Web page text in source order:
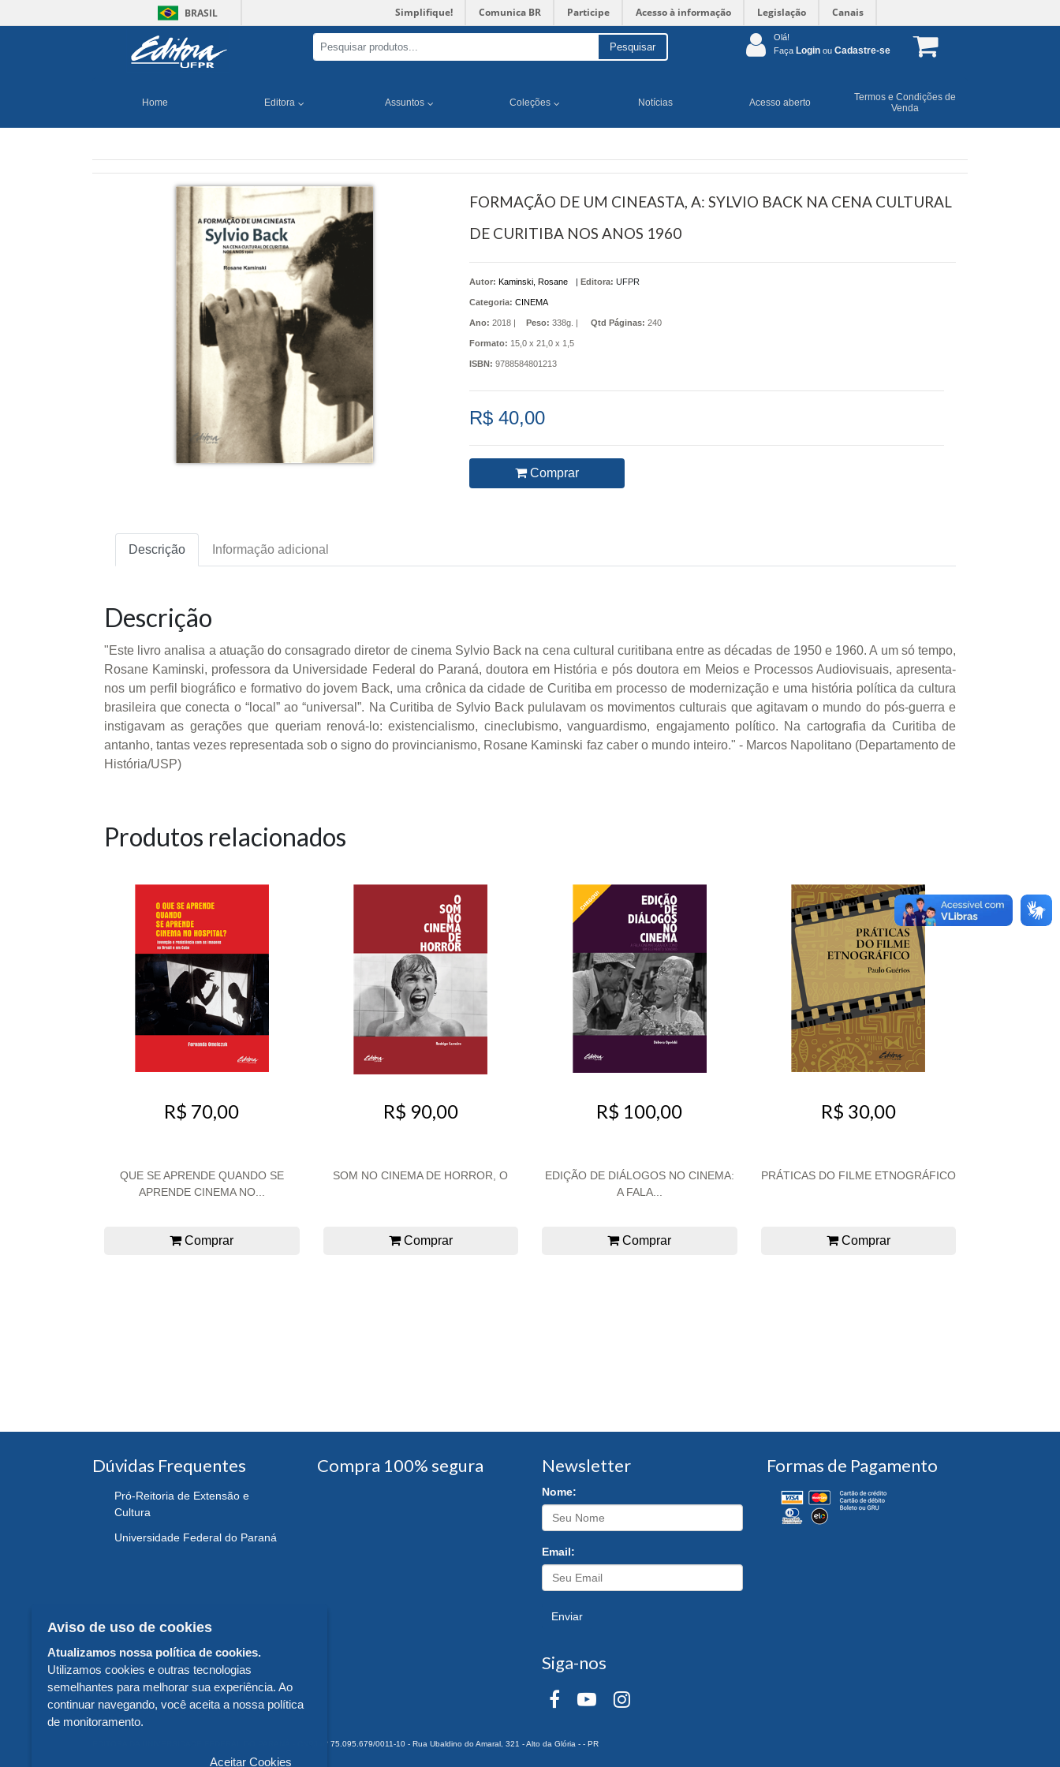
BRASIL Simplifique! Comunica BR Participe Acesso à informação Legislação Canais
Pesquisar
Olá!
Faça Login ou Cadastre-se
Home Editora Assuntos Coleções Notícias Acesso aberto
Termos e Condições de
Venda
FORMAÇÃO DE UM CINEASTA, A: SYLVIO BACK NA CENA CULTURAL
DE CURITIBA NOS ANOS 1960
Autor: Kaminski, Rosane | Editora: UFPR
Categoria: CINEMA
Ano: 2018 | Peso: 338g. | Qtd Páginas: 240
Formato: 15,0 x 21,0 x 1,5
ISBN: 9788584801213
R$ 40,00
Comprar
Descrição Informação adicional
Descrição
"Este livro analisa a atuação do consagrado diretor de cinema Sylvio Back na cena cultural curitibana entre as décadas de 1950 e 1960. A um só tempo,
Rosane Kaminski, professora da Universidade Federal do Paraná, doutora em História e pós doutora em Meios e Processos Audiovisuais, apresenta-
nos um perfil biográfico e formativo do jovem Back, uma crônica da cidade de Curitiba em processo de modernização e uma história política da cultura
brasileira que conecta o “local” ao “universal”. Na Curitiba de Sylvio Back pululavam os movimentos culturais que agitavam o mundo do pós-guerra e
instigavam as gerações que queriam renová-lo: existencialismo, cineclubismo, vanguardismo, engajamento político. Na cartografia da Curitiba de
antanho, tantas vezes representada sob o signo do provincianismo, Rosane Kaminski faz caber o mundo inteiro." - Marcos Napolitano (Departamento de
História/USP)
Produtos relacionados
R$ 70,00
QUE SE APRENDE QUANDO SE
APRENDE CINEMA NO...
Comprar
R$ 90,00
SOM NO CINEMA DE HORROR, O
Comprar
R$ 100,00
EDIÇÃO DE DIÁLOGOS NO CINEMA:
A FALA...
Comprar
R$ 30,00
PRÁTICAS DO FILME ETNOGRÁFICO
Comprar
Dúvidas Frequentes
Pró-Reitoria de Extensão e
Cultura
Universidade Federal do Paraná
Compra 100% segura Newsletter
Nome:
Email:
Enviar
Siga-nos
Formas de Pagamento
EDITORA DA UNIVERSIDADE FEDERAL DO PARANÁ - CNPJ n° 75.095.679/0011-10 - Rua Ubaldino do Amaral, 321 - Alto da Glória - - PR
Aviso de uso de cookies
Atualizamos nossa política de cookies.
Utilizamos cookies e outras tecnologias
semelhantes para melhorar sua experiência. Ao
continuar navegando, você aceita a nossa política
de monitoramento.
Aceitar Cookies